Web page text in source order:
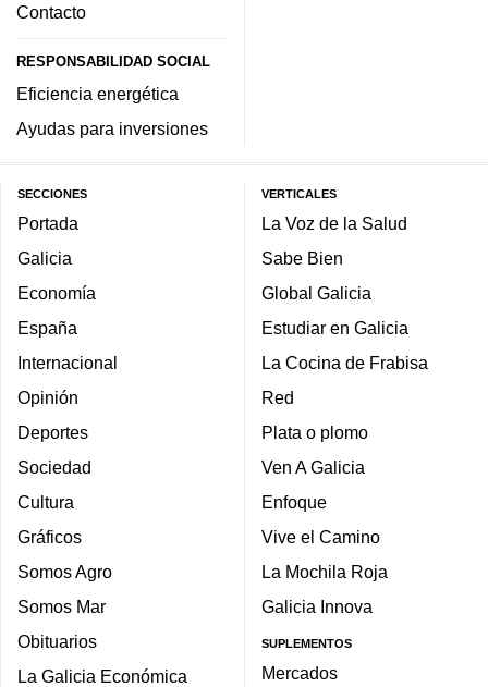
Contacto
RESPONSABILIDAD SOCIAL
Eficiencia energética
Ayudas para inversiones
SECCIONES
Portada
Galicia
Economía
España
Internacional
Opinión
Deportes
Sociedad
Cultura
Gráficos
Somos Agro
Somos Mar
Obituarios
La Galicia Económica
VERTICALES
La Voz de la Salud
Sabe Bien
Global Galicia
Estudiar en Galicia
La Cocina de Frabisa
Red
Plata o plomo
Ven A Galicia
Enfoque
Vive el Camino
La Mochila Roja
Galicia Innova
SUPLEMENTOS
Mercados